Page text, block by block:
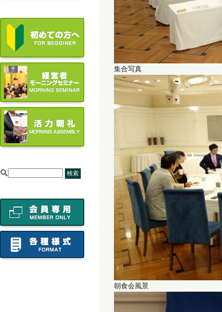
集合写真
朝食会風景
[